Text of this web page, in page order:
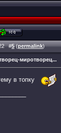
#5(permalink)
миротворец...
в топку